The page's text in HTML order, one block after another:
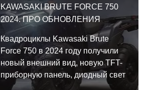
KAWASAKI BRUTE FORCE 750
2024. ПРО ОБНОВЛЕНИЯ
Квадроциклы Kawasaki Brute
Force 750 в 2024 году получили
новый внешний вид, новую TFT-
приборную панель, диодный свет
и возможность установить